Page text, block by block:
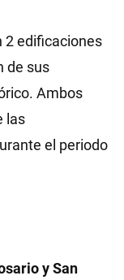
2 edificaciones
de sus
Ambos
las
el periodo
y San